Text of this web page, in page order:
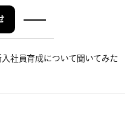
CO.,LTD.
社員育成について聞いてみた